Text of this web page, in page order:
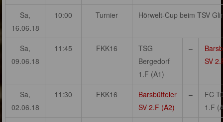
Sa,
16.06.18
10:00 Turnier Hörwelt-Cup beim TSV
Sa,
09.06.18
11:45 FKK16
TSG
Bergedorf
1.F (A1)
–
SV
Sa,
02.06.18
11:30 FKK16
Barsbütteler
SV 2.F (A2)
–
FC
1.F